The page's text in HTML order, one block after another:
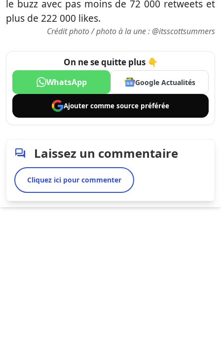
le buzz avec pas moins de 72 000 retweets et
plus de 222 000 likes.
Crédit photo / photo à la une : @itsscottsummers
On ne se quitte plus 👇
WhatsApp Google Actualités
Ajouter comme source préférée
Laissez un commentaire
Cliquez ici pour commenter